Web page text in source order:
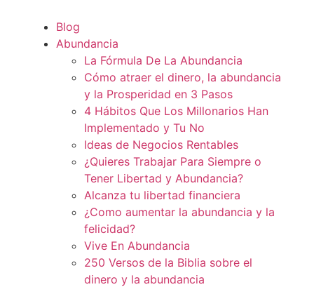
Blog
Abundancia
La Fórmula De La Abundancia
Cómo atraer el dinero, la abundancia
y la Prosperidad en 3 Pasos
4 Hábitos Que Los Millonarios Han
Implementado y Tu No
Ideas de Negocios Rentables
¿Quieres Trabajar Para Siempre o
Tener Libertad y Abundancia?
Alcanza tu libertad financiera
¿Como aumentar la abundancia y la
felicidad?
Vive En Abundancia
250 Versos de la Biblia sobre el
dinero y la abundancia